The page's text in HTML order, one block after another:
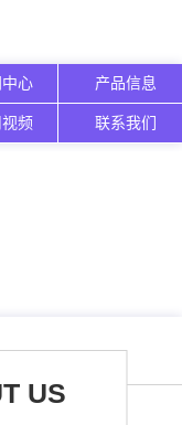
心 产品信息
频 联系我们
US